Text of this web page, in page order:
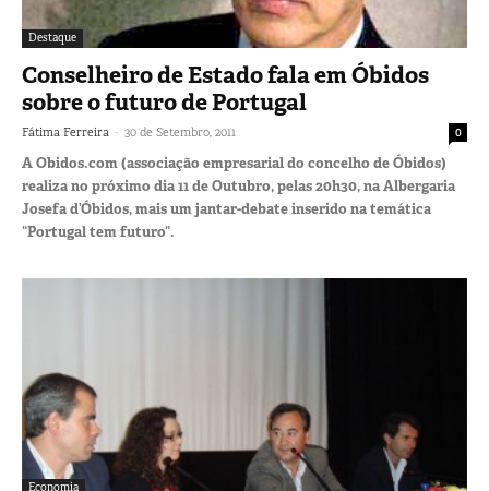
Destaque
Conselheiro de Estado fala em Óbidos
sobre o futuro de Portugal
Fátima Ferreira - 30 de Setembro, 2011 0
A Obidos.com (associação empresarial do concelho de Óbidos)
realiza no próximo dia 11 de Outubro, pelas 20h30, na Albergaria
Josefa d’Óbidos, mais um jantar-debate inserido na temática
“Portugal tem futuro”.
Economia